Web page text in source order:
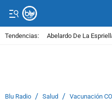
Tendencias: Abelardo De La
Blu Radio / Salud / Vacunación